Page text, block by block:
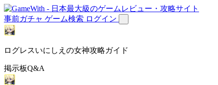
事前ガチャ ゲーム検索 ログイン
ログレスいにしえの女神攻略ガイド
掲示板Q&A